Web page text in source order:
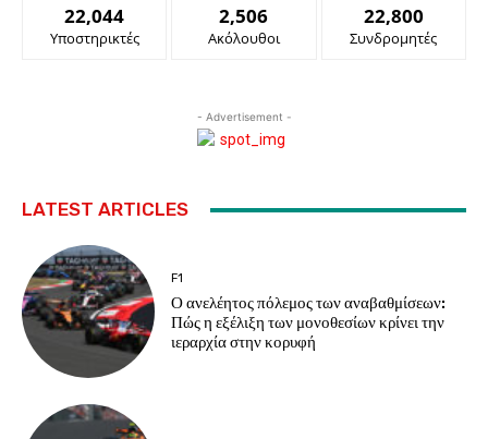
22,044
Υποστηρικτές
2,506
Ακόλουθοι
22,800
Συνδρομητές
- Advertisement -
LATEST ARTICLES
F1
Ο ανελέητος πόλεμος των αναβαθμίσεων:
Πώς η εξέλιξη των μονοθεσίων κρίνει την
ιεραρχία στην κορυφή